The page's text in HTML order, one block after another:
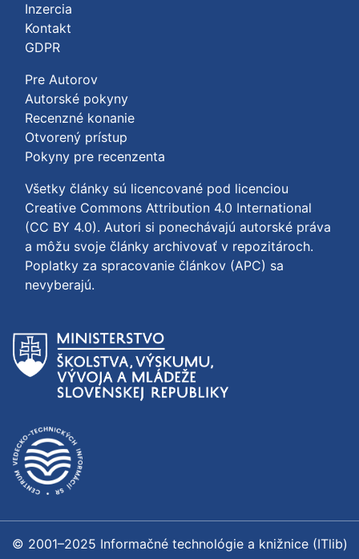
Inzercia
Kontakt
GDPR
Pre Autorov
Autorské pokyny
Recenzné konanie
Otvorený prístup
Pokyny pre recenzenta
Všetky články sú licencované pod licenciou
Creative Commons Attribution 4.0 International
(CC BY 4.0). Autori si ponechávajú autorské práva
a môžu svoje články archivovať v repozitároch.
Poplatky za spracovanie článkov (APC) sa
nevyberajú.
© 2001–2025 Informačné technológie a knižnice (ITlib)